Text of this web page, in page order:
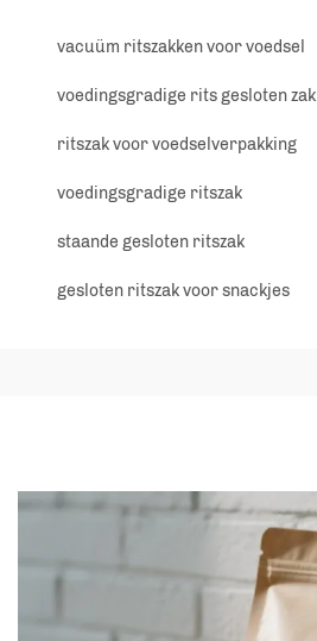
vacuüm ritszakken voor voedsel
voedingsgradige rits gesloten zak
ritszak voor voedselverpakking
voedingsgradige ritszak
staande gesloten ritszak
gesloten ritszak voor snackjes